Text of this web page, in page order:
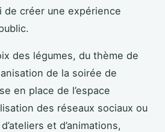
de créer une expérience
des légumes, du thème de
de la soirée de
en place de l’espace
des réseaux sociaux ou
et d’animations,